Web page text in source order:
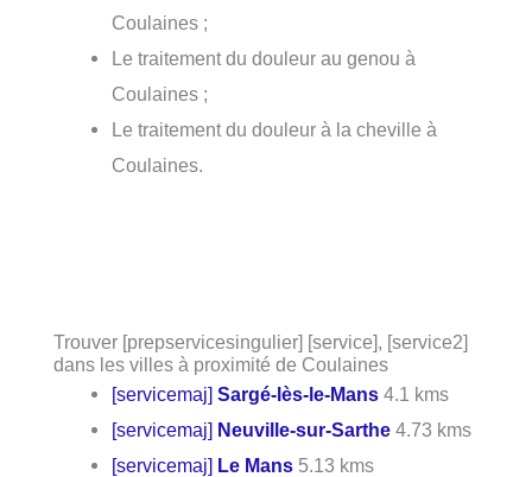
Coulaines ;
Le traitement du douleur au genou à
Coulaines ;
Le traitement du douleur à la cheville à
Coulaines.
Trouver [prepservicesingulier] [service], [service2]
dans les villes à proximité de Coulaines
[servicemaj]Sargé-lès-le-Mans 4.1 kms
[servicemaj] Neuville-sur-Sarthe 4.73 kms
[servicemaj] Le Mans 5.13 kms